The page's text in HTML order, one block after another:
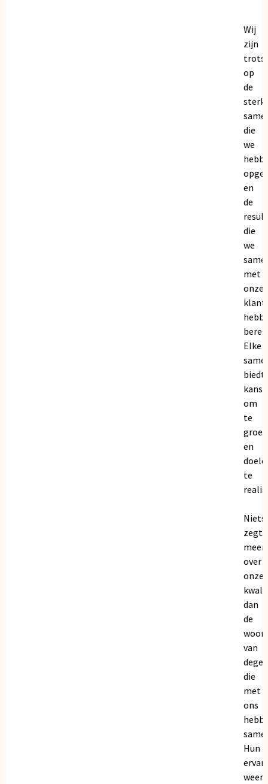
Wij
zijn
trots
op
de
die
we
en
de
die
we
met
onze
Elke
biedt
om
te
en
te
Niets
zegt
meer
over
onze
dan
de
van
die
met
ons
Hun